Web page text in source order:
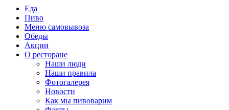
Еда
Пиво
Меню самовывоза
Обеды
Акции
О ресторане
Наши люди
Наши правила
Фотогалерея
Новости
Как мы пивоварим